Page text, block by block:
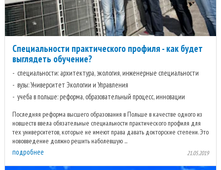
Специальности практического профиля - как будет
выглядеть обучение?
специальности: архитектура, экология, инженерные специальности
вузы: Университет Экологии и Управления
учеба в польше: реформа, образовательный процесс, инновации
Последняя реформа высшего образования в Польше в качестве одного из
новшеств ввела обязательные специальности практического профиля для
тех университетов, которые не имеют права давать докторские степени. Это
нововведение должно решить наболевшую ...
подробнее 21.05.2019